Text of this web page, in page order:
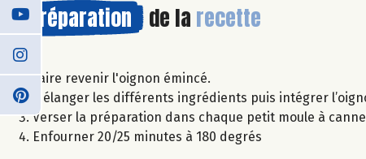
Préparation de la recette
Faire revenir l'oignon émincé.
Mélanger les différents ingrédients puis intégrer
Verser la préparation dans chaque petit moule à
Enfourner 20/25 minutes à 180 degrés